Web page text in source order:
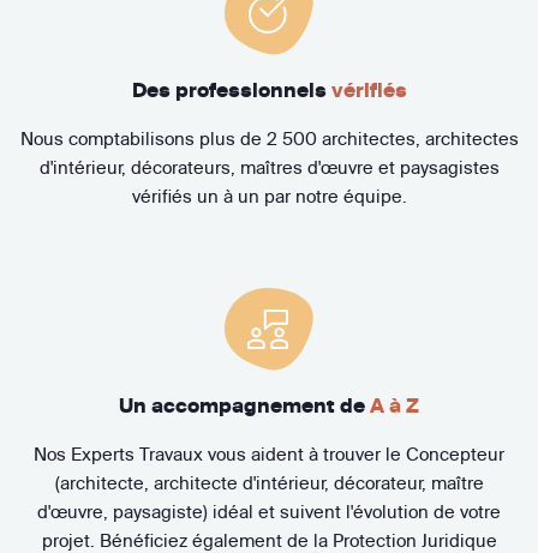
Des professionnels vérifiés
Nous comptabilisons plus de 2 500 architectes, architectes
d'intérieur, décorateurs, maîtres d'œuvre et paysagistes
vérifiés un à un par notre équipe.
Un accompagnement de A à Z
Nos Experts Travaux vous aident à trouver le Concepteur
(architecte, architecte d'intérieur, décorateur, maître
d'œuvre, paysagiste) idéal et suivent l'évolution de votre
projet. Bénéficiez également de la Protection Juridique